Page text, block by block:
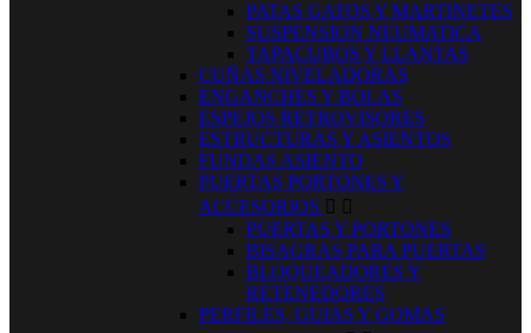
PATAS GATOS Y MARTINETES
SUSPENSION NEUMATICA
TAPACUBOS Y LLANTAS
CUÑAS NIVELADORAS
ENGANCHES Y BOLAS
ESPEJOS RETROVISORES
ESTRUCTURAS Y ASIENTOS
FUNDAS ASIENTO
PUERTAS PORTONES Y
ACCESORIOS  
PUERTAS Y PORTONES
BISAGRAS PARA PUERTAS
BLOQUEADORES Y
RETENEDORES
PERFILES, GUIAS Y GOMAS